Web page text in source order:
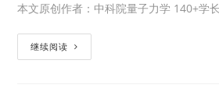
本文原创作者：中科院量子力学 140+学
继续阅读